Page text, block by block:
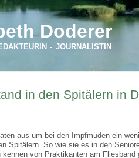
Doderer
- JOURNALISTIN
in den Spitälern in
aus um bei den Impfmüden ein
Spitälern. So wie sie es in den
von Praktikanten am